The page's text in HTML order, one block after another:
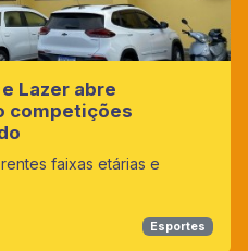
Lazer abre
competições
faixas etárias e
Esportes